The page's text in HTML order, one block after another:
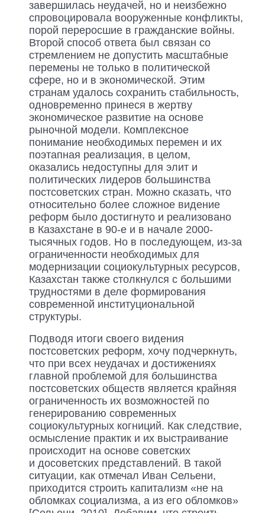
завершилась неудачей, но и неизбежно
спровоцировала вооруженные конфликты,
порой переросшие в гражданские войны.
Второй способ ответа был связан со
стремлением не допустить масштабные
перемены не только в политической
сфере, но и в экономической. Этим
странам удалось сохранить стабильность,
одновременно принеся в жертву
экономическое развитие на основе
рыночной модели. Комплексное
понимание необходимых перемен и их
поэтапная реализация, в целом,
оказались недоступны для элит и
политических лидеров большинства
постсоветских стран. Можно сказать, что
относительно более сложное видение
реформ было достигнуто и реализовано
в Казахстане в 90-е и в начале 2000-
тысячных годов. Но в последующем, из-за
ограниченности необходимых для
модернизации социокультурных ресурсов,
Казахстан также столкнулся с большими
трудностями в деле формирования
современной институциональной
структуры.
Подводя итоги своего видения
постсоветских реформ, хочу подчеркнуть,
что при всех неудачах и достижениях
главной проблемой для большинства
постсоветских обществ является крайняя
ограниченность их возможностей по
генерированию современных
социокультурных когниций. Как следствие,
осмысление практик и их выстраивание
происходит на основе советских
и досоветских представлений. В такой
ситуации, как отмечал Иван Сельени,
приходится строить капитализм «не на
обломках социализма, а из его обломков»